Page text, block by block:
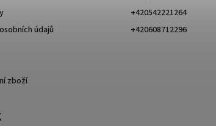
údajů
zboží
+420542221264
+420608712296